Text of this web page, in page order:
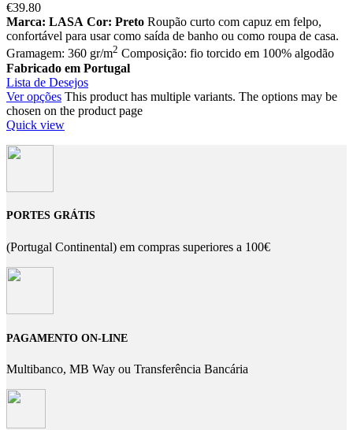
€39.80
Marca: LASA Cor: Preto Roupão curto com capuz em felpo,
confortável para usar como saída de banho ou como roupa de casa.
Gramagem: 360 gr/m2 Composição: fio torcido em 100% algodão
Fabricado em Portugal
Lista de Desejos
Ver opções This product has multiple variants. The options may be
chosen on the product page
Quick view
PORTES GRÁTIS
(Portugal Continental) em compras superiores a 100€
PAGAMENTO ON-LINE
Multibanco, MB Way ou Transferência Bancária